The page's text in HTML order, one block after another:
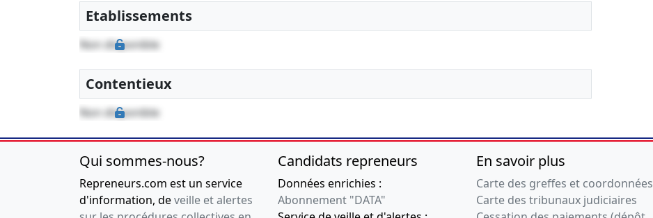
Etablissements
Non disponible
Contentieux
Non disponible
Qui sommes-nous?
Repreneurs.com est un service
d'information, deveille et alertes
Candidats repreneurs
Données enrichies :
Abonnement "DATA"
En savoir plus
Carte des greffes et coordonnées
Carte des tribunaux judiciaires